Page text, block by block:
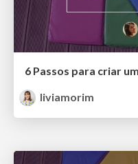
liviamorim